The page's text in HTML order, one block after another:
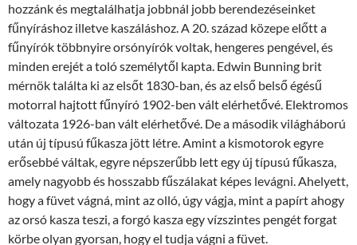
hozzánk és megtalálhatja jobbnál jobb berendezéseinket
fűnyíráshoz illetve kaszáláshoz. A 20. század közepe előtt a
fűnyírók többnyire orsónyírók voltak, hengeres pengével, és
minden erejét a toló személytől kapta. Edwin Bunning brit
mérnök találta ki az elsőt 1830-ban, és az első belső égésű
motorral hajtott fűnyíró 1902-ben vált elérhetővé. Elektromos
változata 1926-ban vált elérhetővé. De a második világháború
után új típusú fűkasza jött létre. Amint a kismotorok egyre
erősebbé váltak, egyre népszerűbb lett egy új típusú fűkasza,
amely nagyobb és hosszabb fűszálakat képes levágni. Ahelyett,
hogy a füvet vágná, mint az olló, úgy vágja, mint a papírt ahogy
az orsó kasza teszi, a forgó kasza egy vízszintes pengét forgat
körbe olyan gyorsan, hogy el tudja vágni a füvet.